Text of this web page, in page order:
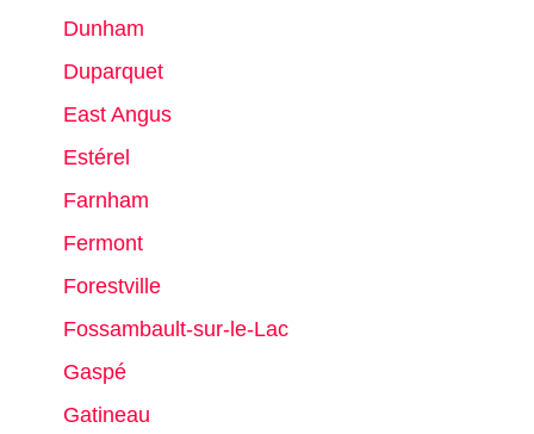
Dunham
Duparquet
East Angus
Estérel
Farnham
Fermont
Forestville
Fossambault-sur-le-Lac
Gaspé
Gatineau